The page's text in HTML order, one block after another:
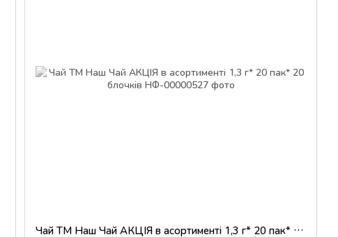
Чай ТМ Наш Чай АКЦІЯ в асортименті 1,3 г* 20 пак* 20 блочків